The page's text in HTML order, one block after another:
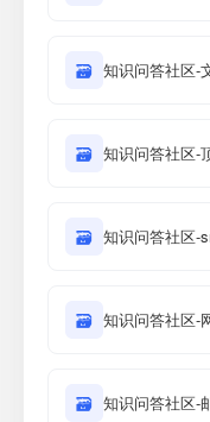
🗃 知识问答社区-
🗃 知识问答社区-
🗃 知识问答社区-
🗃 知识问答社区-
🗃 知识问答社区-